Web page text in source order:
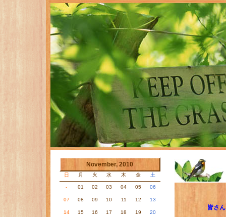
November, 2010
日 月 火 水 木 金 土
- 01 02 03 04 05 06
07 08 09 10 11 12 13
14 15 16 17 18 19 20
皆さ